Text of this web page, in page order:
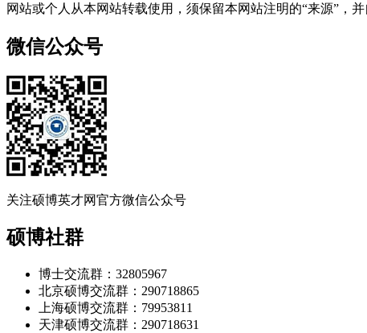
网站或个人从本网站转载使用，须保留本网站注明的“来源”，
微信公众号
关注硕博英才网官方微信公众号
硕博社群
博士交流群：32805967
北京硕博交流群：290718865
上海硕博交流群：79953811
天津硕博交流群：290718631